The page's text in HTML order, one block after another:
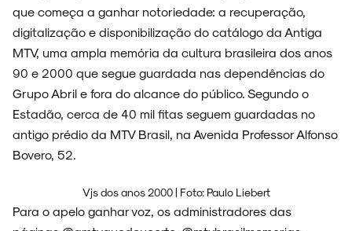
que começa a ganhar notoriedade: a recuperação,
digitalização e disponibilização do catálogo da Antiga
MTV, uma ampla memória da cultura brasileira dos anos
90 e 2000 que segue guardada nas dependências do
Grupo Abril e fora do alcance do público. Segundo o
Estadão, cerca de 40 mil fitas seguem guardadas no
antigo prédio da MTV Brasil, na Avenida Professor Alfonso
Bovero, 52.
Vjs dos anos 2000 | Foto: Paulo Liebert
Para o apelo ganhar voz, os administradores das